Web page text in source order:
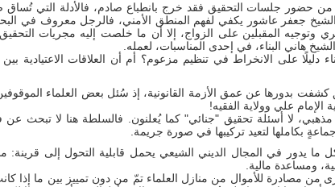
حضور جلسات التحقيق فقد خرج بانطباع صادم، فالأدلة التي تُساق
جعفر عاشور يكفي لفهم المنطق الأمني، فالرجل معروف في
وتوجيه المقبلين على الزواج، إلا أن ما خلصت إليه مجريات
هاني البناء، في إحدى المناسبات، لعمله.
دليلًا على الانخراط في تنظيم مزعوم؟ أم أن العلاقات الاعتيادية
كشفت بدورها عن عمق الأزمة القانونية، إذ سُئل بعض العلماء
الإمام علي وولاية الفقيه!
لا أسئلة تحقيق "جنائي" كما يُعلنون. فالسلطة هنا لا تبحث عن
بكاملها لتعيد تركيبها في صورة جريمة.
ما يدور في المجال الديني الشيعي يحمل قابلية التحول إلى
ومساعدة مالية.
مصادرة للأموال من منازل العلماء تمّ من دون تمييز بين ما إذا كانت